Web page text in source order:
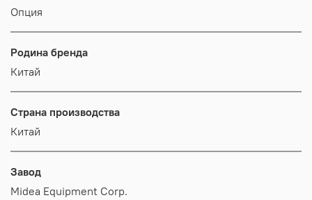
Опция
Родина бренда
Китай
Страна производства
Китай
Завод
Midea Equipment Corp.